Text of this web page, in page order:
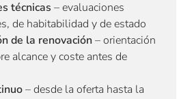
técnicas – evaluaciones
de habitabilidad y de estado
de la renovación– orientación
alcance y coste antes de
– desde la oferta hasta la